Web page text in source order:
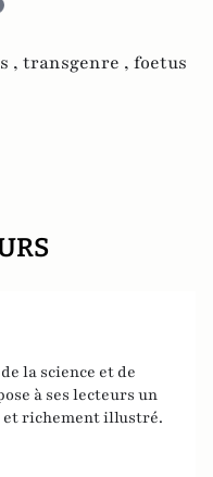
, transgenre , foetus
la science et de
à ses lecteurs un
et richement illustré.